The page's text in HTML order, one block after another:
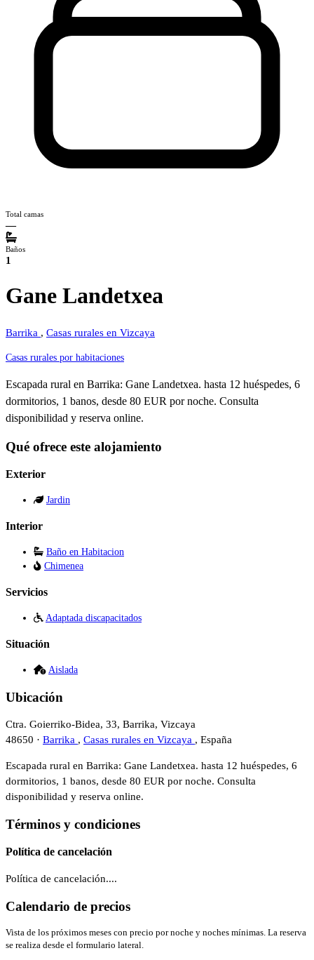
Total camas
—
Baños
1
Gane Landetxea
Barrika , Casas rurales en Vizcaya
Casas rurales por habitaciones
Escapada rural en Barrika: Gane Landetxea. hasta 12 huéspedes, 6
dormitorios, 1 banos, desde 80 EUR por noche. Consulta
disponibilidad y reserva online.
Qué ofrece este alojamiento
Exterior
Jardin
Interior
Baño en Habitacion
Chimenea
Servicios
Adaptada discapacitados
Situación
Aislada
Ubicación
Ctra. Goierriko-Bidea, 33, Barrika, Vizcaya
48650 · Barrika , Casas rurales en Vizcaya , España
Escapada rural en Barrika: Gane Landetxea. hasta 12 huéspedes, 6
dormitorios, 1 banos, desde 80 EUR por noche. Consulta
disponibilidad y reserva online.
Términos y condiciones
Política de cancelación
Política de cancelación....
Calendario de precios
Vista de los próximos meses con precio por noche y noches mínimas. La reserva
se realiza desde el formulario lateral.